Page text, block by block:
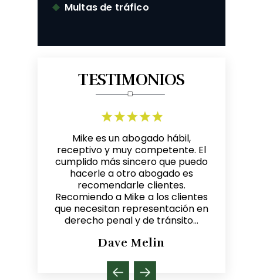
Multas de tráfico
TESTIMONIOS
Mike es un abogado hábil,
receptivo y muy competente. El
cumplido más sincero que puedo
hacerle a otro abogado es
recomendarle clientes.
Recomiendo a Mike a los clientes
que necesitan representación en
derecho penal y de tránsito...
Dave Melin